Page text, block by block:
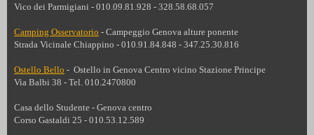
Vico dei Parmigiani - 010.09.81.928 - 328.58.68.057
Camping Osservatorio - Campeggio Genova alture ponente
Strada Vicinale Chiappino - 010.91.84.848 - 347.25.30.816
Ostello Bello - Ostello in Genova Centro vicino Stazione Principe
Via Balbi 38 - Tel. 010.2470800
Casa dello Studente - Genova centro
Corso Gastaldi 25 - 010.53.12.589